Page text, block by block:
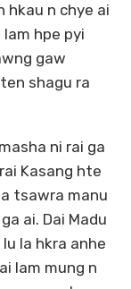
hkau n chye ai
hpe pyi
gaw
shagu ra
ni rai ga
Kasang hte
tsawra manu
ai. Dai Madu
la hkra anhe
lam mung n